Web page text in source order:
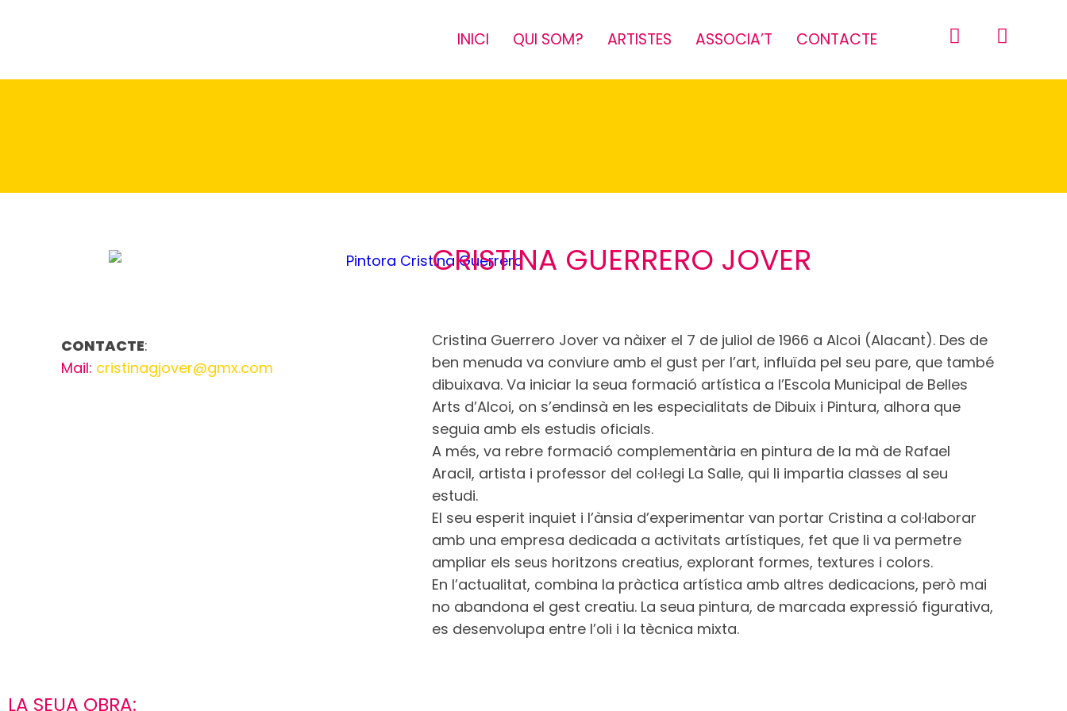
INICI QUI SOM? ARTISTES ASSOCIA’T CONTACTE
CONTACTE:
Mail: cristinagjover@gmx.com
CRISTINA GUERRERO JOVER
Cristina Guerrero Jover va nàixer el 7 de juliol de 1966 a Alcoi (Alacant). Des de
ben menuda va conviure amb el gust per l’art, influïda pel seu pare, que també
dibuixava. Va iniciar la seua formació artística a l’Escola Municipal de Belles
Arts d’Alcoi, on s’endinsà en les especialitats de Dibuix i Pintura, alhora que
seguia amb els estudis oficials.
A més, va rebre formació complementària en pintura de la mà de Rafael
Aracil, artista i professor del col·legi La Salle, qui li impartia classes al seu
estudi.
El seu esperit inquiet i l’ànsia d’experimentar van portar Cristina a col·laborar
amb una empresa dedicada a activitats artístiques, fet que li va permetre
ampliar els seus horitzons creatius, explorant formes, textures i colors.
En l’actualitat, combina la pràctica artística amb altres dedicacions, però mai
no abandona el gest creatiu. La seua pintura, de marcada expressió figurativa,
es desenvolupa entre l’oli i la tècnica mixta.
LA SEUA OBRA: